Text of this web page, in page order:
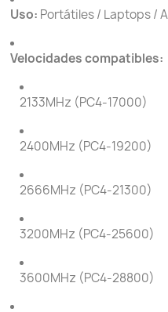
Uso: Portátiles / Laptops /
Velocidades compatibles:
2133MHz (PC4-17000)
2400MHz (PC4-19200)
2666MHz (PC4-21300)
3200MHz (PC4-25600)
3600MHz (PC4-28800)